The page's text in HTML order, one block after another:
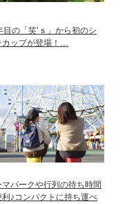
目の「笑’ｓ」から初のシ
カップが登場！…
マパークや行列の待ち時間
利♪コンパクトに持ち運べ